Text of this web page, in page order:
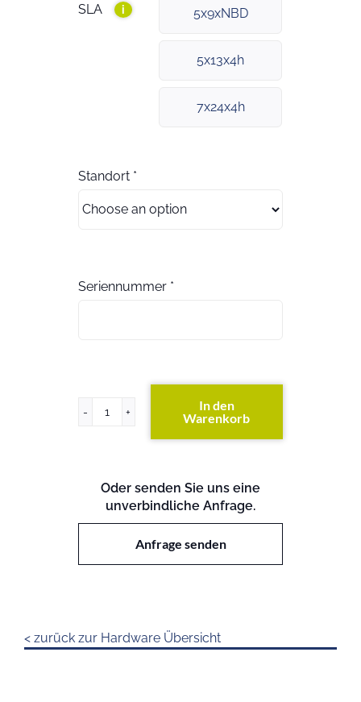
SLA i 5x9xNBD
5x13x4h
7x24x4h
Standort *
Seriennummer *
HP
SI
Switch
Menge
In den
Warenkorb
Oder senden Sie uns eine
unverbindliche Anfrage.
Anfrage senden
< zurück zur Hardware Übersicht